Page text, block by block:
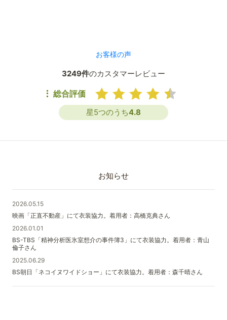
お客様の声
3249件のカスタマーレビュー
総合評価
星5つのうち4.8
お知らせ
2026.05.15
映画「正直不動産」にて衣装協力。着用者：高橋克典さん
2026.01.01
BS-TBS「精神分析医氷室想介の事件簿3」にて衣装協力。着用者：青山
倫子さん
2025.06.29
BS朝日「ネコイヌワイドショー」にて衣装協力。着用者：森千晴さん